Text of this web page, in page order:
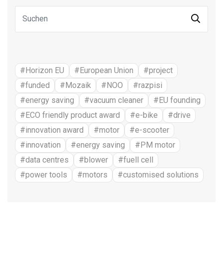
#Horizon EU #European Union
#project
#funded
#Mozaik #NOO
#razpisi
#energy saving
#vacuum cleaner
#EU founding
#ECO friendly product award
#e-bike
#drive
#innovation award
#motor
#e-scooter
#innovation
#energy saving
#PM motor
#data centres
#blower
#fuell cell
#power tools
#motors #customised solutions